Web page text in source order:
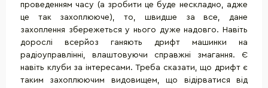
проведенням часу (а зробити це буде нескладно, адже
це так захоплююче), то, швидше за все, дане
захоплення збережеться у нього дуже надовго. Навіть
дорослі всерйоз ганяють дрифт машинки на
радіоуправлінні, влаштовуючи справжні змагання. Є
навіть клуби за інтересами. Треба сказати, що дрифт є
таким захоплюючим видовищем, що відірватися від